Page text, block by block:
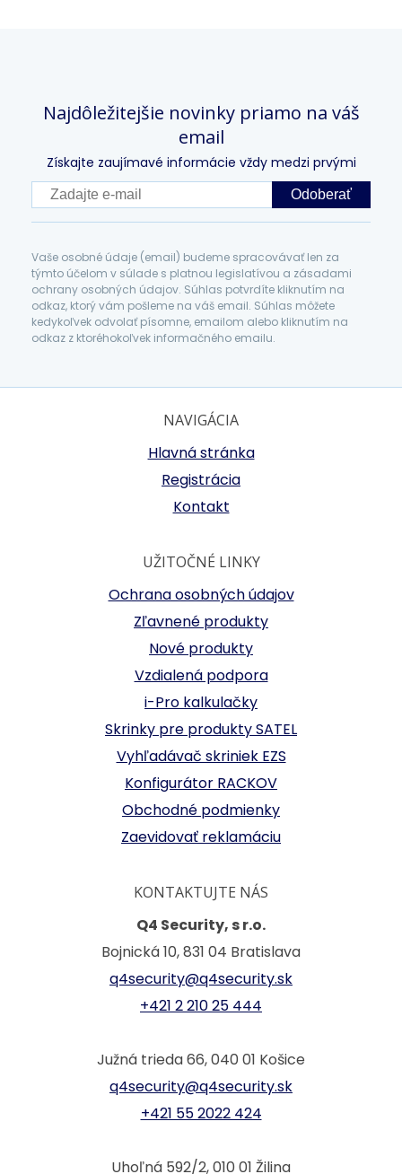
Najdôležitejšie novinky priamo na váš
email
Získajte zaujímavé informácie vždy medzi prvými
Odoberať
Vaše osobné údaje (email) budeme spracovávať len za
týmto účelom v súlade s platnou legislatívou a zásadami
ochrany osobných údajov. Súhlas potvrdíte kliknutím na
odkaz, ktorý vám pošleme na váš email. Súhlas môžete
kedykoľvek odvolať písomne, emailom alebo kliknutím na
odkaz z ktoréhokoľvek informačného emailu.
NAVIGÁCIA
Hlavná stránka
Registrácia
Kontakt
UŽITOČNÉ LINKY
Ochrana osobných údajov
Zľavnené produkty
Nové produkty
Vzdialená podpora
i-Pro kalkulačky
Skrinky pre produkty SATEL
Vyhľadávač skriniek EZS
Konfigurátor RACKOV
Obchodné podmienky
Zaevidovať reklamáciu
KONTAKTUJTE NÁS
Q4 Security, s r.o.
Bojnická 10, 831 04 Bratislava
q4security@q4security.sk
+421 2 210 25 444
Južná trieda 66, 040 01 Košice
q4security@q4security.sk
+421 55 2022 424
Uhoľná 592/2, 010 01 Žilina